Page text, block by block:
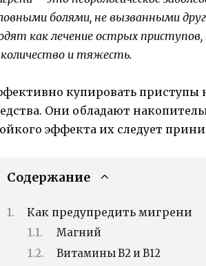
болями, не вызванными
как лечение острых
количество и тяжесть.
купировать приступы
Они обладают
эффекта их следует
Содержание
Как предупредить мигрени
Магний
Витамины В2 и В12